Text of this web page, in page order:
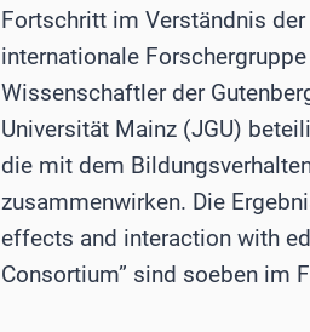
Fortschritt im Verständnis
internationale
Wissenschaftler der
Universität Mainz (JGU)
die mit dem
zusammenwirken. Die
effects and interaction with
Consortium” sind soeben im